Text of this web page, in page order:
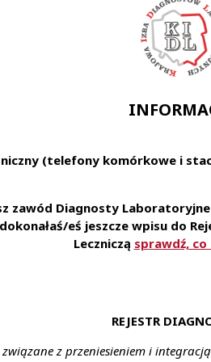
(telefony komórkowe i
zawód Diagnosty
eś jeszcze wpisu do
Leczniczą sprawdź, co
REJESTR
z przeniesieniem i
i rejestrowanie materiału do badań
badań i interpretacja
obowiązujących procedur i
na podstawie umowy o
personelem
pracy dyżurowej
Zespolony w Elblągu,
w zakresie analityki